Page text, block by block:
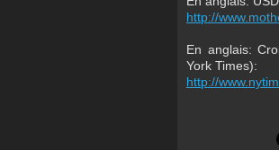
http://
En anglais:
York Times):
http://